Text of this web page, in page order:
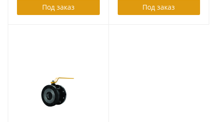
Под заказ Под заказ